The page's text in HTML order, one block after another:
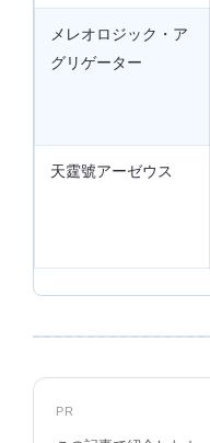
メレオロジック・ア
グリゲーター
天霆號アーゼウス
PR